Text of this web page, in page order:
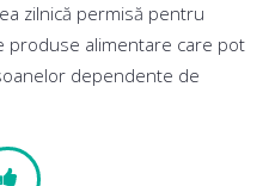
zilnică permisă pentru
produse alimentare care pot
dependente de